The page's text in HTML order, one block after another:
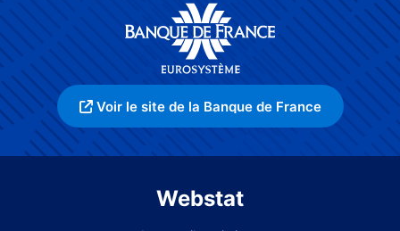
Voir le site de la Banque de France
Webstat